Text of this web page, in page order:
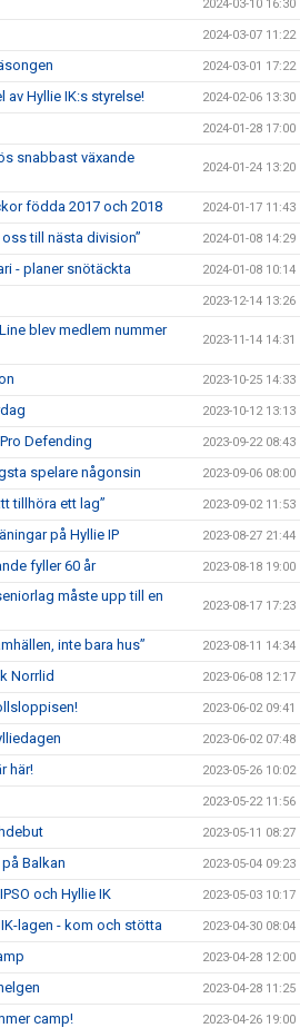
2024-03-10 16:30
2024-03-07 11:22
2024-03-01 17:22
av Hyllie IK:s styrelse! 2024-02-06 13:30
2024-01-28 17:00
snabbast växande
2024-01-24 13:20
födda 2017 och 2018 2024-01-17 11:43
till nästa division” 2024-01-08 14:29
- planer snötäckta 2024-01-08 10:14
2023-12-14 13:26
blev medlem nummer
2023-11-14 14:31
2023-10-25 14:33
2023-10-12 13:13
Defending 2023-09-22 08:43
spelare någonsin 2023-09-06 08:00
tillhöra ett lag” 2023-09-02 11:53
på Hyllie IP 2023-08-27 21:44
fyller 60 år 2023-08-18 19:00
måste upp till en
2023-08-17 17:23
inte bara hus” 2023-08-11 14:34
Norrlid 2023-06-08 12:17
2023-06-02 09:41
2023-06-02 07:48
här! 2023-05-26 10:02
2023-05-22 11:56
2023-05-11 08:27
Balkan 2023-05-04 09:23
och Hyllie IK 2023-05-03 10:17
lagen - kom och stötta 2023-04-30 08:04
2023-04-28 12:00
2023-04-28 11:25
camp! 2023-04-26 19:00